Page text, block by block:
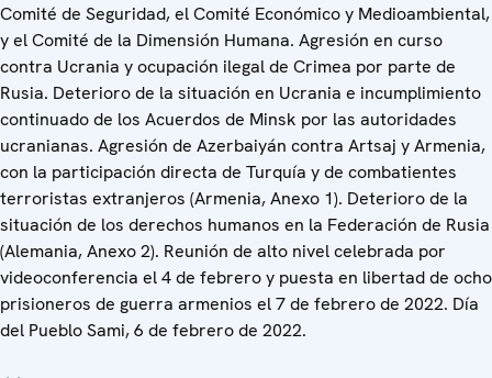
Comité de Seguridad, el Comité Económico y Medioambiental,
y el Comité de la Dimensión Humana. Agresión en curso
contra Ucrania y ocupación ilegal de Crimea por parte de
Rusia. Deterioro de la situación en Ucrania e incumplimiento
continuado de los Acuerdos de Minsk por las autoridades
ucranianas. Agresión de Azerbaiyán contra Artsaj y Armenia,
con la participación directa de Turquía y de combatientes
terroristas extranjeros (Armenia, Anexo 1). Deterioro de la
situación de los derechos humanos en la Federación de Rusia
(Alemania, Anexo 2). Reunión de alto nivel celebrada por
videoconferencia el 4 de febrero y puesta en libertad de ocho
prisioneros de guerra armenios el 7 de febrero de 2022. Día
del Pueblo Sami, 6 de febrero de 2022.